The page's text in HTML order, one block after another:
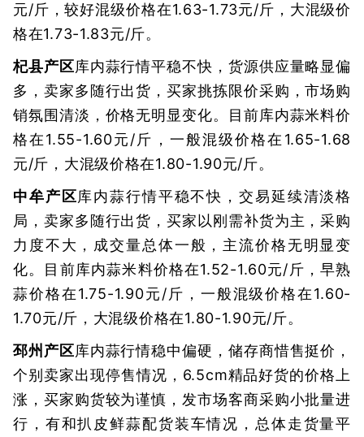
元/斤，较好混级价格在1.63-1.73元/斤，大混级价
格在1.73-1.83元/斤。
杞县产区库内蒜行情平稳不快，货源供应量略显偏
多，卖家多随行出货，买家挑拣限价采购，市场购
销氛围清淡，价格无明显变化。目前库内蒜米料价
格在1.55-1.60元/斤，一般混级价格在1.65-1.68
元/斤，大混级价格在1.80-1.90元/斤。
中牟产区库内蒜行情平稳不快，交易延续清淡格
局，卖家多随行出货，买家以刚需补货为主，采购
力度不大，成交量总体一般，主流价格无明显变
化。目前库内蒜米料价格在1.52-1.60元/斤，早熟
蒜价格在1.75-1.90元/斤，一般混级价格在1.60-
1.70元/斤，大混级价格在1.80-1.90元/斤。
邳州产区库内蒜行情稳中偏硬，储存商惜售挺价，
个别卖家出现停售情况，6.5cm精品好货的价格上
涨，买家购货较为谨慎，发市场客商采购小批量进
行，有和扒皮鲜蒜配货装车情况，总体走货量平